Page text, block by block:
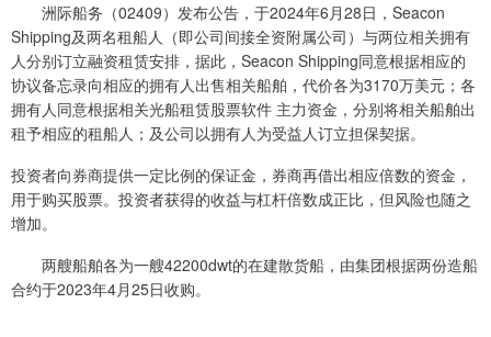
洲际船务（02409）发布公告，于2024年6月28日，Seacon
Shipping及两名租船人（即公司间接全资附属公司）与两位相关拥有
人分别订立融资租赁安排，据此，Seacon Shipping同意根据相应的
协议备忘录向相应的拥有人出售相关船舶，代价各为3170万美元；各
拥有人同意根据相关光船租赁股票软件 主力资金，分别将相关船舶出
租予相应的租船人；及公司以拥有人为受益人订立担保契据。
投资者向券商提供一定比例的保证金，券商再借出相应倍数的资金，
用于购买股票。投资者获得的收益与杠杆倍数成正比，但风险也随之
增加。
两艘船舶各为一艘42200dwt的在建散货船，由集团根据两份造船
合约于2023年4月25日收购。